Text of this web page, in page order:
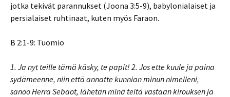
jotka tekivät parannukset (Joona 3:5-9), babylonialaiset ja
persialaiset ruhtinaat, kuten myös Faraon.
B 2:1-9: Tuomio
1. Ja nyt teille tämä käsky, te papit! 2. Jos ette kuule ja paina
sydämeenne, niin että annatte kunnian minun nimelleni,
sanoo Herra Sebaot, lähetän minä teitä vastaan kirouksen ja